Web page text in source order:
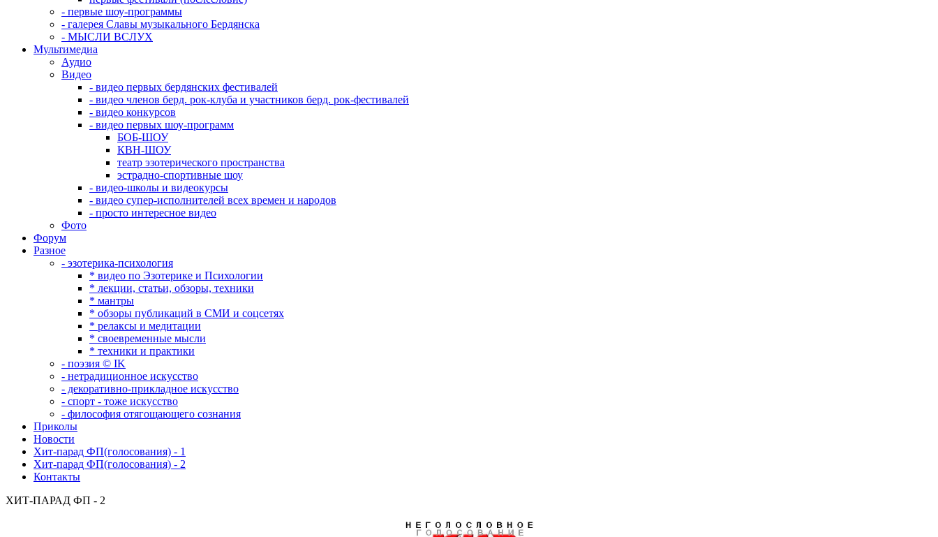
- первые шоу-программы
- галерея Славы музыкального Бердянска
- МЫСЛИ ВСЛУХ
Мультимедиа
Аудио
Видео
- видео первых бердянских фестивалей
- видео членов берд. рок-клуба и участников берд. рок-фестивалей
- видео конкурсов
- видео первых шоу-программ
БОБ-ШОУ
КВН-ШОУ
театр эзотерического пространства
эстрадно-спортивные шоу
- видео-школы и видеокурсы
- видео супер-исполнителей всех времен и народов
- просто интересное видео
Фото
Форум
Разное
- эзотерика-психология
* видео по Эзотерике и Психологии
* лекции, статьи, обзоры, техники
* мантры
* обзоры публикаций в СМИ и соцсетях
* релаксы и медитации
* своевременные мысли
* техники и практики
- поэзия © IK
- нетрадиционное искусство
- декоративно-прикладное искусство
- спорт - тоже искусство
- философия отягощающего сознания
Приколы
Новости
Хит-парад ФП(голосования) - 1
Хит-парад ФП(голосования) - 2
Контакты
ХИТ-ПАРАД ФП - 2